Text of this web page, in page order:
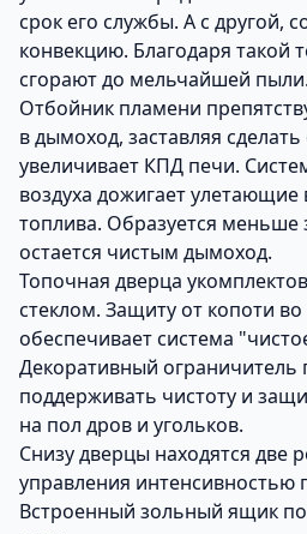
срок его службы. А с другой,
конвекцию. Благодаря такой
сгорают до мельчайшей пыли.
Отбойник пламени
в дымоход, заставляя
увеличивает КПД печи.
воздуха дожигает улетающие
топлива. Образуется
остается чистым дымоход.
Топочная дверца
стеклом. Защиту от копоти
обеспечивает система
Декоративный ограничитель
поддерживать чистоту и
на пол дров и угольков.
Снизу дверцы находятся две
управления интенсивностью
Встроенный зольный ящик